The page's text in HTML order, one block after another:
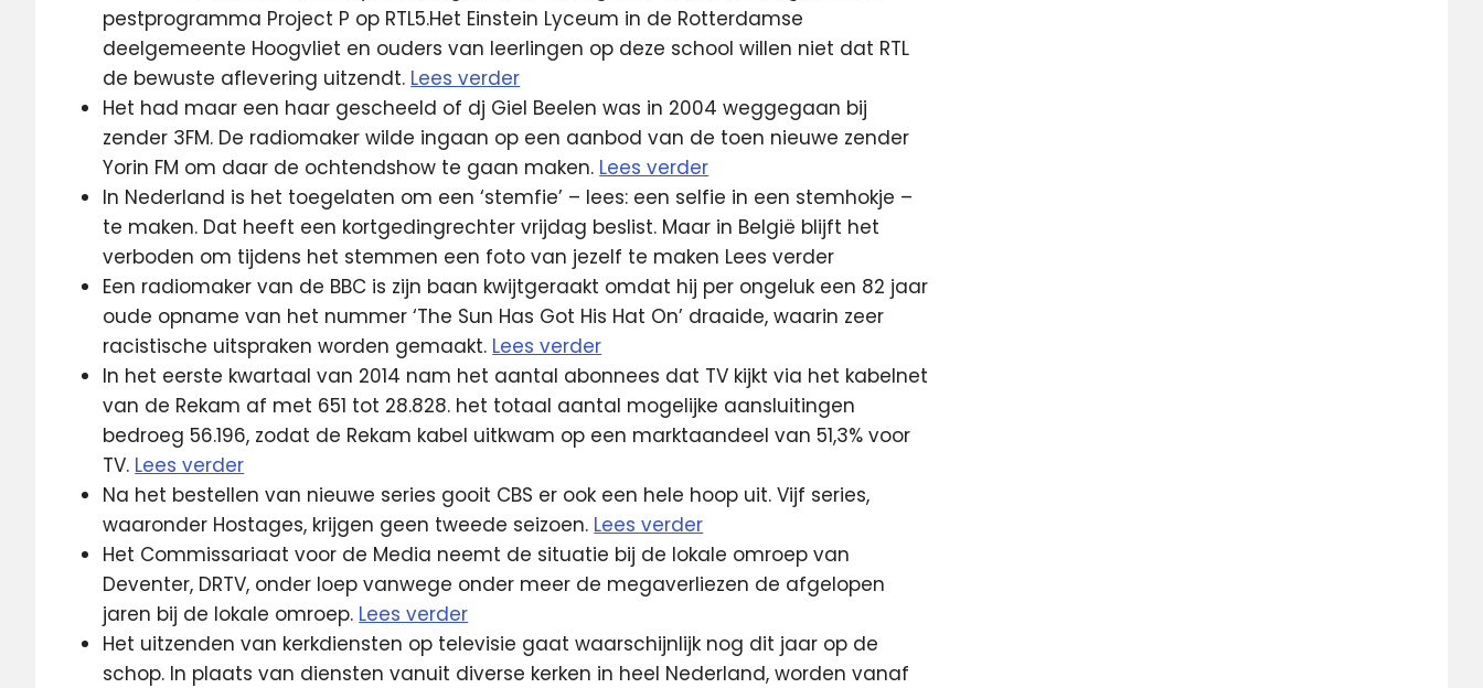
pestprogramma Project P op RTL5.Het Einstein Lyceum in de Rotterdamse
deelgemeente Hoogvliet en ouders van leerlingen op deze school willen niet dat RTL
de bewuste aflevering uitzendt. Lees verder
Het had maar een haar gescheeld of dj Giel Beelen was in 2004 weggegaan bij
zender 3FM. De radiomaker wilde ingaan op een aanbod van de toen nieuwe zender
Yorin FM om daar de ochtendshow te gaan maken. Lees verder
In Nederland is het toegelaten om een ‘stemfie’ – lees: een selfie in een stemhokje –
te maken. Dat heeft een kortgedingrechter vrijdag beslist. Maar in België blijft het
verboden om tijdens het stemmen een foto van jezelf te maken Lees verder
Een radiomaker van de BBC is zijn baan kwijtgeraakt omdat hij per ongeluk een 82 jaar
oude opname van het nummer ‘The Sun Has Got His Hat On’ draaide, waarin zeer
racistische uitspraken worden gemaakt. Lees verder
In het eerste kwartaal van 2014 nam het aantal abonnees dat TV kijkt via het kabelnet
van de Rekam af met 651 tot 28.828. het totaal aantal mogelijke aansluitingen
bedroeg 56.196, zodat de Rekam kabel uitkwam op een marktaandeel van 51,3% voor
TV. Lees verder
Na het bestellen van nieuwe series gooit CBS er ook een hele hoop uit. Vijf series,
waaronder Hostages, krijgen geen tweede seizoen. Lees verder
Het Commissariaat voor de Media neemt de situatie bij de lokale omroep van
Deventer, DRTV, onder loep vanwege onder meer de megaverliezen de afgelopen
jaren bij de lokale omroep. Lees verder
Het uitzenden van kerkdiensten op televisie gaat waarschijnlijk nog dit jaar op de
schop. In plaats van diensten vanuit diverse kerken in heel Nederland, worden vanaf